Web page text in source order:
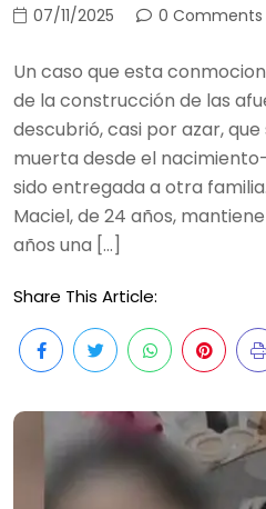
07/11/2025 0 Comments
Un caso que esta
de la construcción de las
descubrió, casi por azar,
muerta desde el
sido entregada a otra
Maciel, de 24 años,
años una […]
Share This Article: